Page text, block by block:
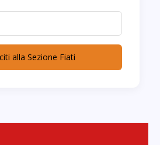
alla Sezione Fiati